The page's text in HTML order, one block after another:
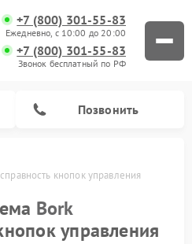
+7 (800) 301-55-83
Ежедневно, с 10:00 до 20:00
+7 (800) 301-55-83
Звонок бесплатный по РФ
Позвонить
кнопок управления
Bork
управления